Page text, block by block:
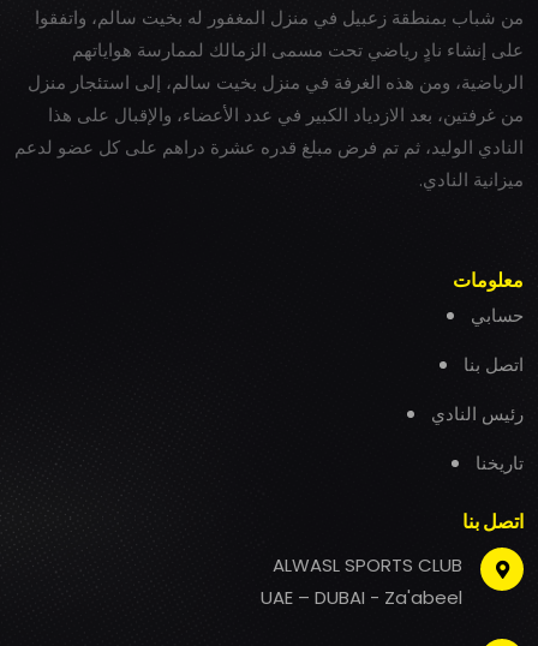
من شباب بمنطقة زعبيل في منزل المغفور له بخيت سالم، واتفقوا
على إنشاء نادٍ رياضي تحت مسمى الزمالك لممارسة هواياتهم
الرياضية، ومن هذه الغرفة في منزل بخيت سالم، إلى استئجار منزل
من غرفتين، بعد الازدياد الكبير في عدد الأعضاء، والإقبال على هذا
النادي الوليد، ثم تم فرض مبلغ قدره عشرة دراهم على كل عضو لدعم
ميزانية النادي.
معلومات
حسابي
اتصل بنا
رئيس النادي
تاريخنا
اتصل بنا
ALWASL SPORTS CLUB
UAE – DUBAI - Za'abeel